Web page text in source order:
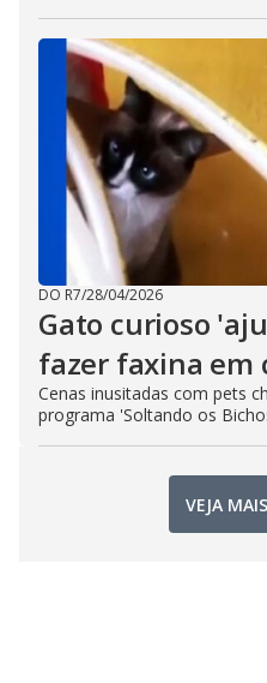
DO R7/28/04/2026
Gato curioso
fazer faxina em
Cenas inusitadas com pets
programa 'Soltando os
VEJA